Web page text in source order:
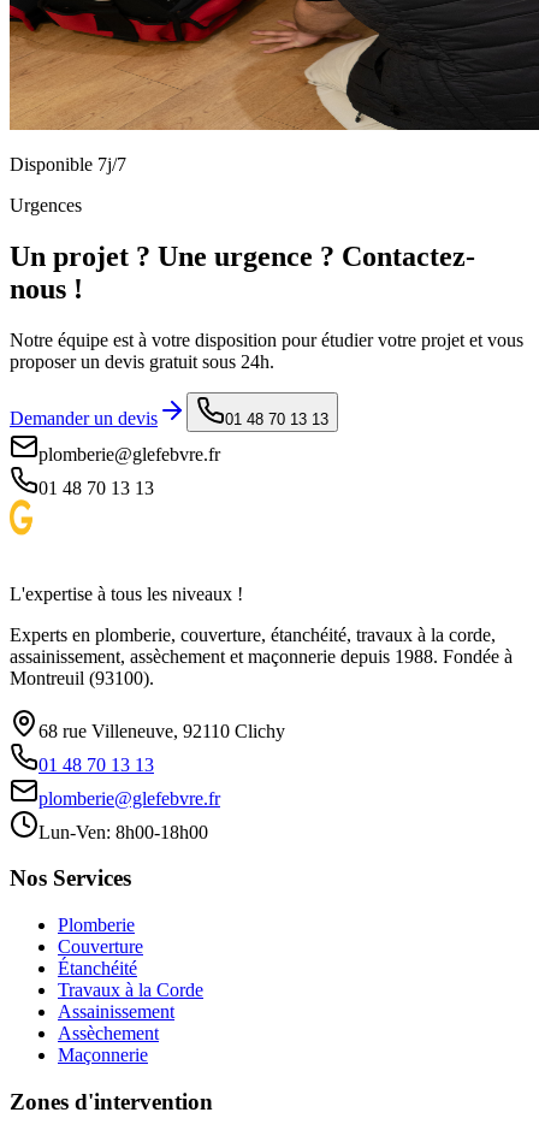
Disponible 7j/7
Urgences
Un projet ? Une urgence ? Contactez-
nous !
Notre équipe est à votre disposition pour étudier votre projet et vous
proposer un devis gratuit sous 24h.
Demander un devis 01 48 70 13 13
plomberie@glefebvre.fr
01 48 70 13 13
L'expertise à tous les niveaux !
Experts en plomberie, couverture, étanchéité, travaux à la corde,
assainissement, assèchement et maçonnerie depuis 1988. Fondée à
Montreuil (93100).
68 rue Villeneuve, 92110 Clichy
01 48 70 13 13
plomberie@glefebvre.fr
Lun-Ven: 8h00-18h00
Nos Services
Plomberie
Couverture
Étanchéité
Travaux à la Corde
Assainissement
Assèchement
Maçonnerie
Zones d'intervention